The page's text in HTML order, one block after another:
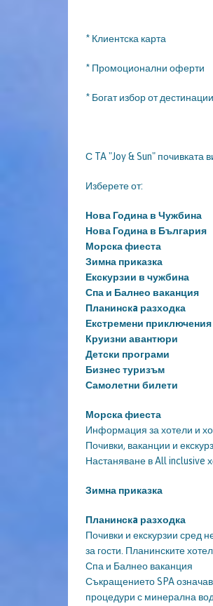
* Клиентска карта
* Промоционални оферти
* Богат избор от
С TA "Joy & Sun" почивката
Изберете от:
Нова Година в Чужбина
Нова Година в България
Морска фиеста
Зимна приказка
Екскурзии в чужбина
Спа и Балнео ваканция
Планинскa разходка
Екстремени приключения
Круизни авантюри
Детски програми
Бизнес туризъм
Самолетни билети
Морска фиеста
Информация за хотели и
Почивки, ваканции и
Настаняване в All inclusive
Зимна приказка
Планинскa разходка
Почивки и екскурзии сред
за гости. Планинските
Спа и Балнео ваканция
Съкращението SPA
процедури с минерална